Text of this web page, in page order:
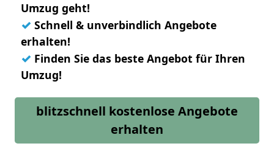
Umzug geht!
✓ Schnell & unverbindlich Angebote
erhalten!
✓ Finden Sie das beste Angebot für Ihren
Umzug!
blitzschnell kostenlose Angebote
erhalten